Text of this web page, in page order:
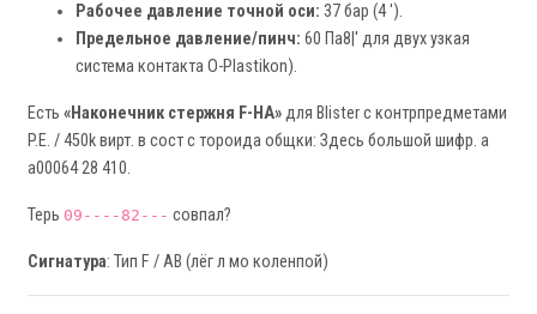
Рабочее давление точной оси: 37 бар (4 ').
Предельное давление/пинч: 60 Па8|' для двух узкая
система контакта O-Plastikon).
Есть «Наконечник стержня F-HA»для Blister с контрпредметами
P.E. / 450k вирт. в сост с тороида общки: Здесь большой шифр. a
a00064 28 410.
Терь 09----82--- совпал?
Сигнатура: Тип F / AB (лёг л мо коленпой)